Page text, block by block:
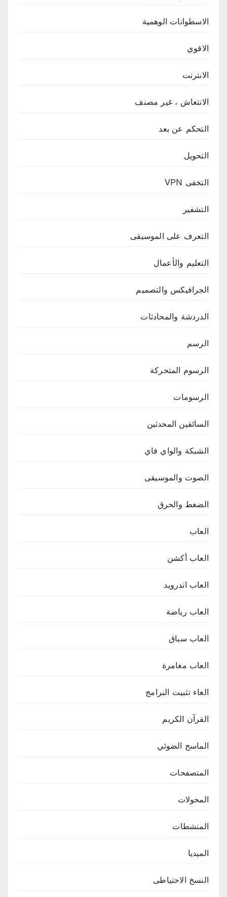
الاسطوانات الوهمية
الاقوي
الانترنت
الانتعاش ، غير مصنف
التحكم عن بعد
التحويل
التخفى VPN
التشفير
التعرف على الموسيقى
التعليم والأعمال
الجرافيكس والتصميم
الدردشة والمحادثات
الرسم
الرسوم المتحركة
الرسومات
السائقين المحدثين
الشبكة والواي فاي
الصوت والموسيقى
الضغط والحرق
العاب
العاب أكشن
العاب اندرويد
العاب رياضة
العاب سباق
العاب مغامرة
الغاء تثبيت البرامج
القرآن الكريم
الماسح الضوئي
المتصفحات
المحولات
المنشطات
الميديا
النسخ الاحتياطى